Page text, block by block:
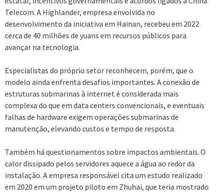
Telecom. A Highlander, empresa envolvida no
desenvolvimento da iniciativa em Hainan, recebeu em 2022
cerca de 40 milhões de yuans em recursos públicos para
avançar na tecnologia.
Especialistas do próprio setor reconhecem, porém, que o
modelo ainda enfrenta desafios importantes. A conexão de
estruturas submarinas à internet é considerada mais
complexa do que em data centers convencionais, e eventuais
falhas de hardware exigem operações submarinas de
manutenção, elevando custos e tempo de resposta.
Também há questionamentos sobre impactos ambientais. O
calor dissipado pelos servidores aquece a água ao redor da
instalação. A empresa responsável cita um estudo realizado
em 2020 em um projeto piloto em Zhuhai, que teria mostrado